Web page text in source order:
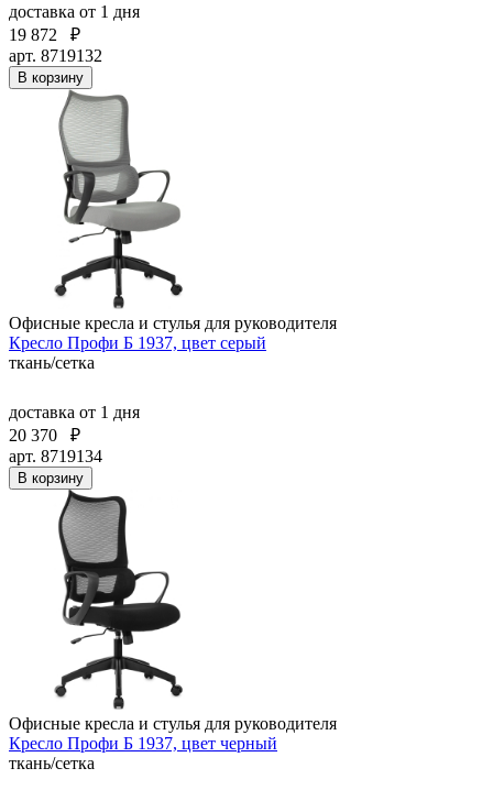
доставка от 1 дня
19 872
₽
арт. 8719132
В корзину
Офисные кресла и стулья для руководителя
Кресло Профи Б 1937, цвет серый
ткань/сетка
доставка от 1 дня
20 370
₽
арт. 8719134
В корзину
Офисные кресла и стулья для руководителя
Кресло Профи Б 1937, цвет черный
ткань/сетка